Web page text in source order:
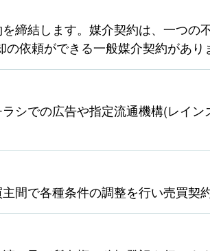
締結します。媒介契約は、一つ
依頼ができる一般媒介契約があり
シでの広告や指定流通機構(レイ
間で各種条件の調整を行い売買契